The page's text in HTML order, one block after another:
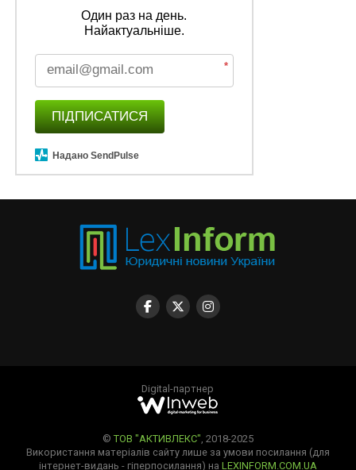
Один раз на день.
Найактуальніше.
*
ПІДПИСАТИСЯ
Надано SendPulse
Digital-партнер
© ТОВ "АКТИВЛЕКС" , 2018-2025
Використання матеріалів сайту лише за умови посилання (для
інтернет-видань - гіперпосилання) на LEXINFORM.COM.UA